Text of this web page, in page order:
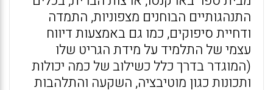
התנהגותיים הבוחנים מצפוניות, התמדה
ודחיית סיפוקים, כמו גם באמצעות דיווח
עצמי של התלמיד על מידת הגריט שלו
(המוגדר בדרך כלל כשילוב של כמה יכולות
ותכונות כגון מוטיבציה, השקעה והתלהבות